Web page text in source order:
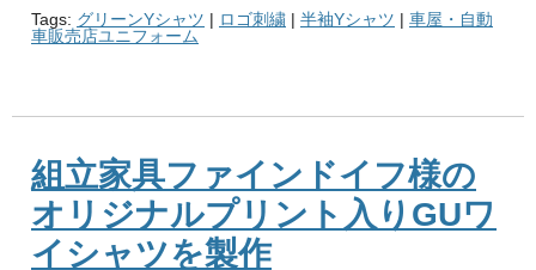
Tags: グリーンYシャツ | ロゴ刺繍 | 半袖Yシャツ | 車屋・自動
車販売店ユニフォーム
組立家具ファインドイフ様の
オリジナルプリント入りGUワ
イシャツを製作